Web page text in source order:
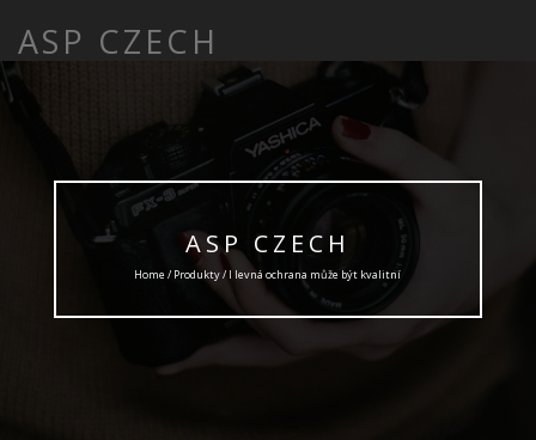
ASP CZECH
ASP CZECH
Home / Produkty/ I levná ochrana může být kvalitní